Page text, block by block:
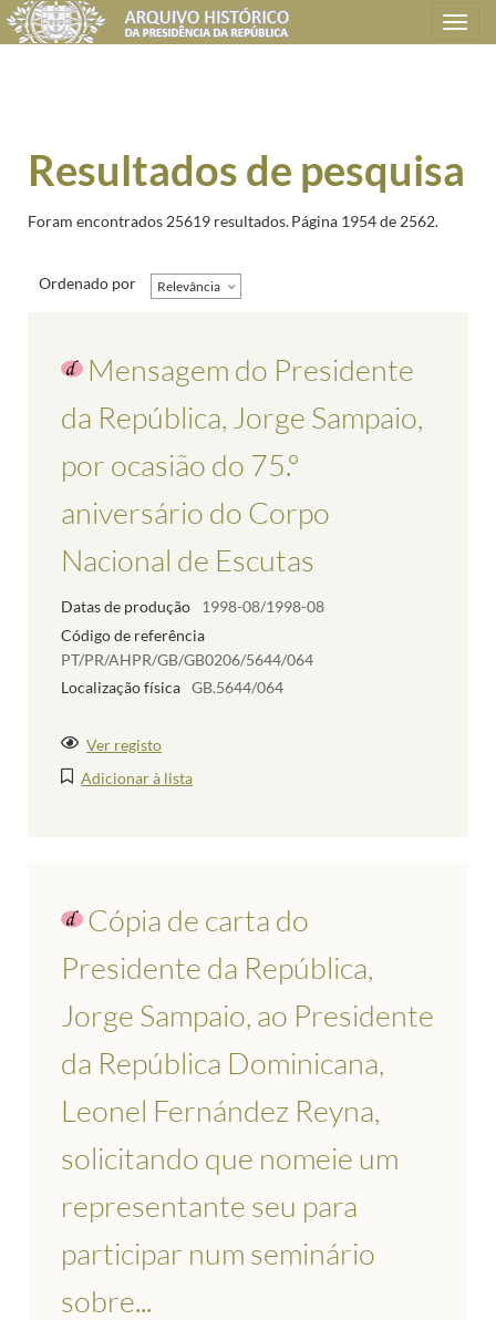
Toggle
navigation
Resultados de pesquisa
Foram encontrados 25619 resultados.Página 1954 de 2562.
Ordenado por Relevância
Mensagem do Presidente
da República, Jorge Sampaio,
por ocasião do 75.º
aniversário do Corpo
Nacional de Escutas
Datas de produção
1998-08/1998-08
Código de referência
PT/PR/AHPR/GB/GB0206/5644/064
Localização física GB.5644/064
Ver registo
Adicionar à lista
Cópia de carta do
Presidente da República,
Jorge Sampaio, ao Presidente
da República Dominicana,
Leonel Fernández Reyna,
solicitando que nomeie um
representante seu para
participar num seminário
sobre...